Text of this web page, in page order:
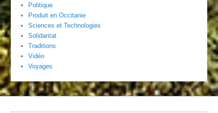
Politique
Produit en Occitanie
Sciences et Technologies
Solidaritat
Traditions
Vidéo
Voyages